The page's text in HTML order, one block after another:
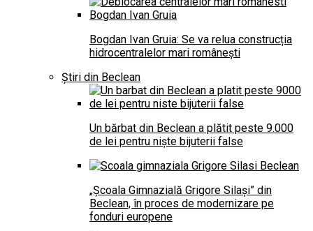
Bogdan Ivan Gruia: Se va relua construcția
hidrocentralelor mari românești
Știri din Beclean
Un bărbat din Beclean a plătit peste 9.000
de lei pentru niște bijuterii false
„Școala Gimnazială Grigore Silași” din
Beclean, în proces de modernizare pe
fonduri europene